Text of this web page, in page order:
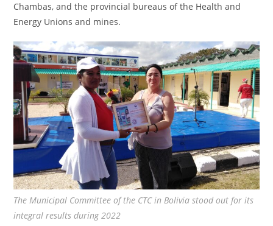
Chambas, and the provincial bureaus of the Health and
Energy Unions and mines.
The Municipal Committee of the CTC in Bolivia stood out for its
integral results during 2022